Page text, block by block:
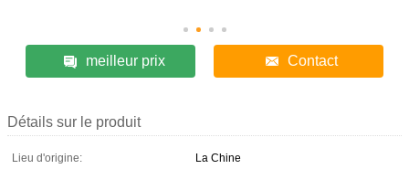
meilleur prix Contact
Détails sur le produit
Lieu d'origine:
La Chine